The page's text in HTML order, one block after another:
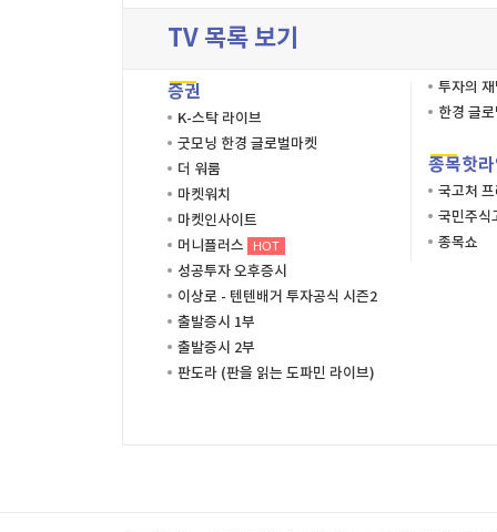
TV 목록 보기
증권
K-스탁 라이브
굿모닝 한경 글로벌마켓
더 워룸
마켓워치
마켓인사이트
머니플러스
HOT
성공투자 오후증시
이상로 - 텐텐배거 투자공식 시즌2
출발증시 1부
출발증시 2부
판도라 (판을 읽는 도파민 라이브)
투자의
한경 글
종목핫
국고처
국민주식
종목쇼